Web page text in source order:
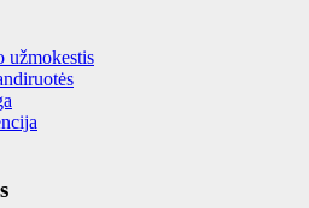
užmokestis